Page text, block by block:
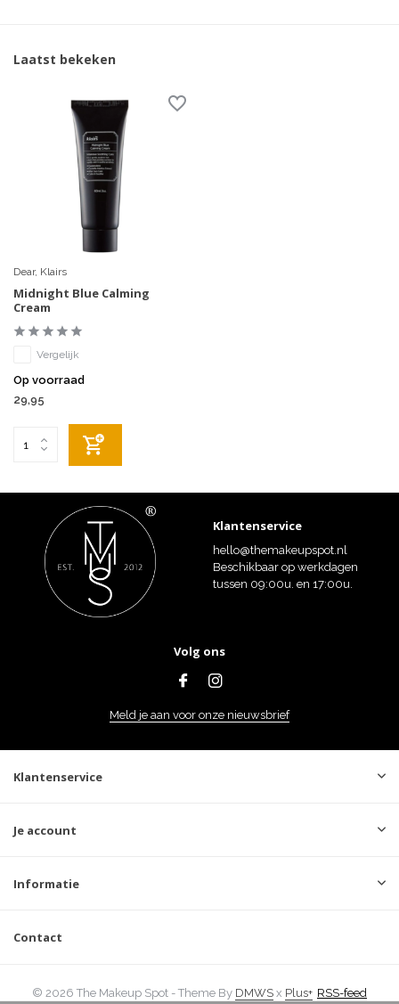
Laatst bekeken
Dear, Klairs
Midnight Blue Calming
Cream
Vergelijk
Op voorraad
29,95
Klantenservice
hello@themakeupspot.nl
Beschikbaar op werkdagen
tussen 09:00u. en 17:00u.
Volg ons
Meld je aan voor onze nieuwsbrief
Klantenservice
Je account
Informatie
Contact
© 2026 The Makeup Spot - Theme By DMWS x Plus+ RSS-feed